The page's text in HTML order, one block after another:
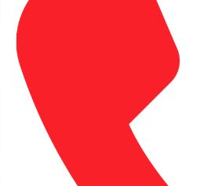
CỦA CHÚNG TÔI